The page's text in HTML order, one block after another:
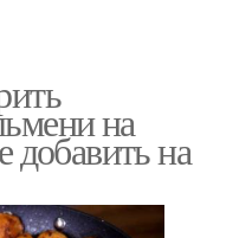
на
добавить на